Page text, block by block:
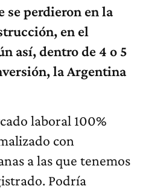
se perdieron en la
en el
así, dentro de 4 o 5
la Argentina
laboral 100%
con
a las que tenemos
Podría